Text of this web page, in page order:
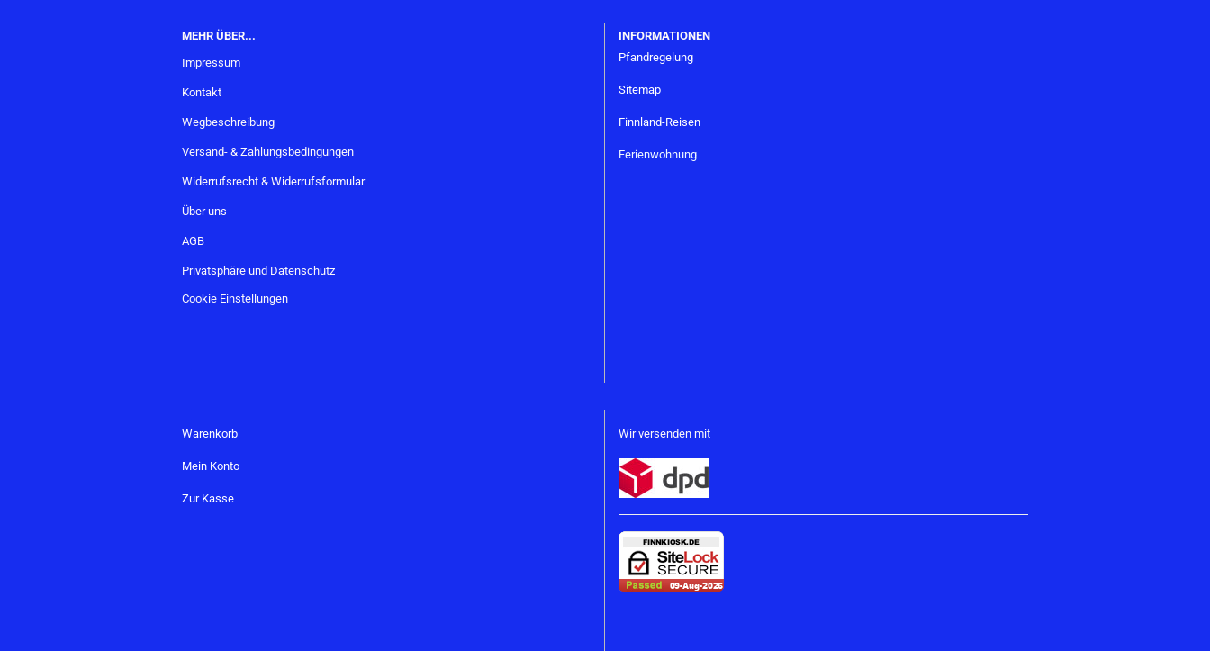
MEHR ÜBER...
Impressum
Kontakt
Wegbeschreibung
Versand- & Zahlungsbedingungen
Widerrufsrecht & Widerrufsformular
Über uns
AGB
Privatsphäre und Datenschutz
Cookie Einstellungen
INFORMATIONEN
Pfandregelung
Sitemap
Finnland-Reisen
Ferienwohnung
Warenkorb
Mein Konto
Zur Kasse
Wir versenden mit